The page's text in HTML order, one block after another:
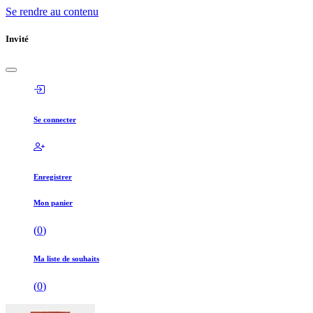
Se rendre au contenu
Invité
Se connecter
Enregistrer
Mon panier
(0)
Ma liste de souhaits
(0)